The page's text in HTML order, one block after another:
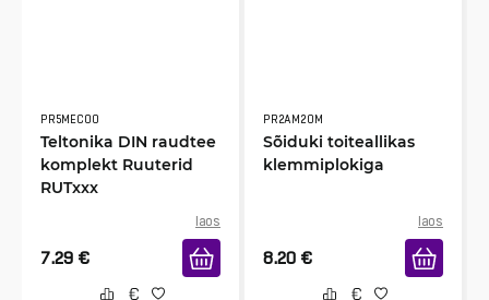
PR5MEC00
Teltonika DIN raudtee
komplekt Ruuterid
RUTxxx
laos
7.29 €
PR2AM20M
Sõiduki toiteallikas
klemmiplokiga
laos
8.20 €